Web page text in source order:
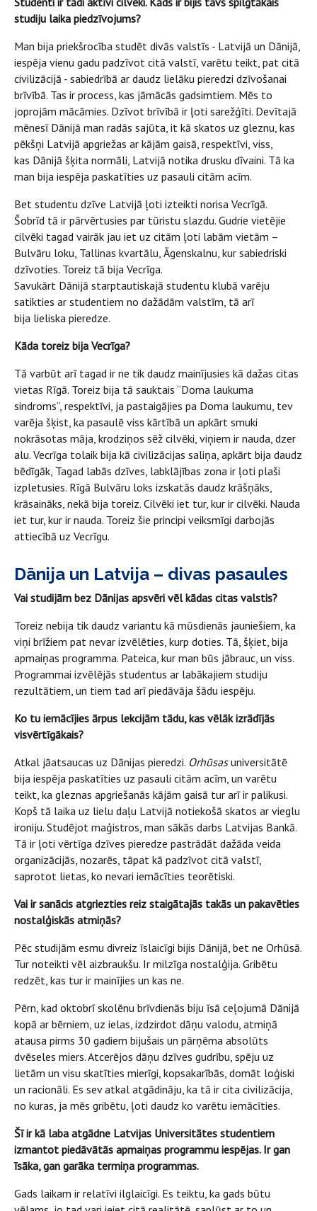
studiju laika piedzīvojums?
Man bija priekšrocība studēt divās valstīs - Latvijā un Dānijā,
iespēja vienu gadu padzīvot citā valstī, varētu teikt, pat citā
civilizācijā - sabiedrībā ar daudz lielāku pieredzi dzīvošanai
brīvībā. Tas ir process, kas jāmācās gadsimtiem. Mēs to
joprojām mācāmies. Dzīvot brīvībā ir ļoti sarežģīti. Devītajā
mēnesī Dānijā man radās sajūta, it kā skatos uz gleznu, kas
pēkšņi Latvijā apgriežas ar kājām gaisā, respektīvi, viss,
kas Dānijā šķita normāli, Latvijā notika drusku dīvaini. Tā ka
man bija iespēja paskatīties uz pasauli citām acīm.
Bet studentu dzīve Latvijā ļoti izteikti norisa Vecrīgā.
Šobrīd tā ir pārvērtusies par tūristu slazdu. Gudrie vietējie
cilvēki tagad vairāk jau iet uz citām ļoti labām vietām –
Bulvāru loku, Tallinas kvartālu, Āgenskalnu, kur sabiedriski
dzīvoties. Toreiz tā bija Vecrīga.
Savukārt Dānijā starptautiskajā studentu klubā varēju
satikties ar studentiem no dažādām valstīm, tā arī
bija lieliska pieredze.
Kāda toreiz bija Vecrīga?
Tā varbūt arī tagad ir ne tik daudz mainījusies kā dažas citas
vietas Rīgā. Toreiz bija tā sauktais “Doma laukuma
sindroms”, respektīvi, ja pastaigājies pa Doma laukumu, tev
varēja šķist, ka pasaulē viss kārtībā un apkārt smuki
nokrāsotas māja, krodziņos sēž cilvēki, viņiem ir nauda, dzer
alu. Vecrīga tolaik bija kā civilizācijas saliņa, apkārt bija daudz
bēdīgāk, Tagad labās dzīves, labklājības zona ir ļoti plaši
izpletusies. Rīgā Bulvāru loks izskatās daudz krāšņāks,
krāsaināks, nekā bija toreiz. Cilvēki iet tur, kur ir cilvēki. Nauda
iet tur, kur ir nauda. Toreiz šie principi veiksmīgi darbojās
attiecībā uz Vecrīgu.
Dānija un Latvija – divas pasaules
Vai studijām bez Dānijas apsvēri vēl kādas citas valstis?
Toreiz nebija tik daudz variantu kā mūsdienās jauniešiem, ka
viņi brīžiem pat nevar izvēlēties, kurp doties. Tā, šķiet, bija
apmaiņas programma. Pateica, kur man būs jābrauc, un viss.
Programmai izvēlējās studentus ar labākajiem studiju
rezultātiem, un tiem tad arī piedāvāja šādu iespēju.
Ko tu iemācījies ārpus lekcijām tādu, kas vēlāk izrādījās
visvērtīgākais?
Atkal jāatsaucas uz Dānijas pieredzi. Orhūsas universitātē
bija iespēja paskatīties uz pasauli citām acīm, un varētu
teikt, ka gleznas apgriešanās kājām gaisā tur arī ir palikusi.
Kopš tā laika uz lielu daļu Latvijā notiekošā skatos ar vieglu
ironiju. Studējot maģistros, man sākās darbs Latvijas Bankā.
Tā ir ļoti vērtīga dzīves pieredze pastrādāt dažāda veida
organizācijās, nozarēs, tāpat kā padzīvot citā valstī,
saprotot lietas, ko nevari iemācīties teorētiski.
Vai ir sanācis atgriezties reiz staigātajās takās un pakavēties
nostalģiskās atmiņās?
Pēc studijām esmu divreiz īslaicīgi bijis Dānijā, bet ne Orhūsā.
Tur noteikti vēl aizbraukšu. Ir milzīga nostalģija. Gribētu
redzēt, kas tur ir mainījies un kas ne.
Pērn, kad oktobrī skolēnu brīvdienās biju īsā ceļojumā Dānijā
kopā ar bērniem, uz ielas, izdzirdot dāņu valodu, atmiņā
atausa pirms 30 gadiem bijušais un pārņēma absolūts
dvēseles miers. Atcerējos dāņu dzīves gudrību, spēju uz
lietām un visu skatīties mierīgi, kopsakarībās, domāt loģiski
un racionāli. Es sev atkal atgādināju, ka tā ir cita civilizācija,
no kuras, ja mēs gribētu, ļoti daudz ko varētu iemācīties.
Šī ir kā laba atgādne Latvijas Universitātes studentiem
izmantot piedāvātās apmaiņas programmu iespējas. Ir gan
īsāka, gan garāka termiņa programmas.
Gads laikam ir relatīvi ilglaicīgi. Es teiktu, ka gads būtu